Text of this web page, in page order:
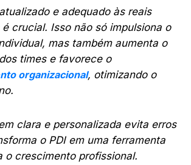
e adequado às reais
crucial. Isso não só impulsiona o
mas também aumenta o
times e favorece o
organizacional, otimizando o
clara e personalizada evita erros
o PDI em uma ferramenta
o crescimento profissional.